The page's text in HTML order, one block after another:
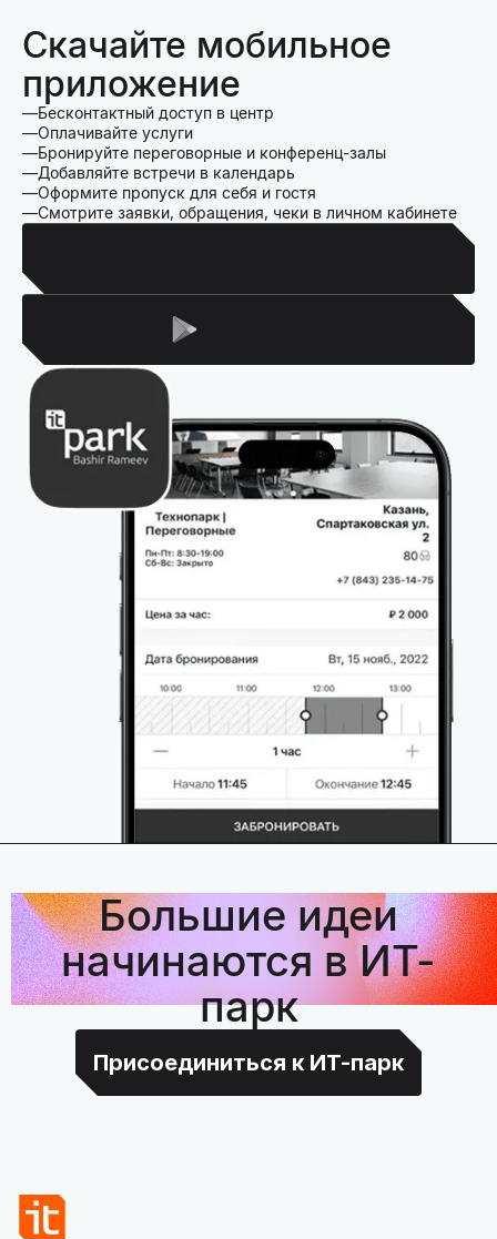
Скачайте мобильное
приложение
Бесконтактный доступ в центр
Оплачивайте услуги
Бронируйте переговорные и конференц-залы
Добавляйте встречи в календарь
Оформите пропуск для себя и гостя
Смотрите заявки, обращения, чеки в личном кабинете
Большие идеи
начинаются в ИТ-
парк
Присоединиться к ИТ-парк